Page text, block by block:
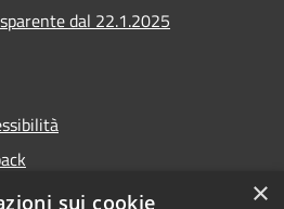
dal 22.1.2025
×
sui cookie